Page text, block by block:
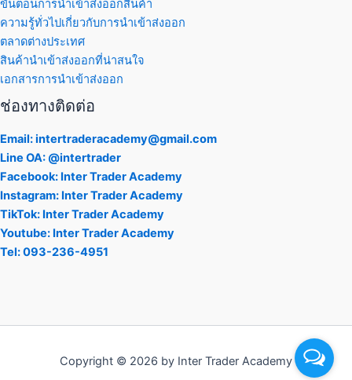
ขั้นตอนการนำเข้าส่งออกสินค้า
ความรู้ทั่วไปเกี่ยวกับการนำเข้าส่งออก
ตลาดต่างประเทศ
สินค้านำเข้าส่งออกที่น่าสนใจ
เอกสารการนำเข้าส่งออก
ช่องทางติดต่อ
Email: intertraderacademy@gmail.com
Line OA: @intertrader
Facebook: Inter Trader Academy
Instagram: Inter Trader Academy
TikTok: Inter Trader Academy
Youtube: Inter Trader Academy
Tel: 093-236-4951
Copyright © 2026 by Inter Trader Academy